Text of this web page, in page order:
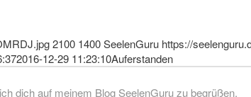
2100 1400SeelenGuru https://
2016-12-29 11:23:10Auferstanden
dich auf meinem Blog SeelenGuru zu begrüßen.